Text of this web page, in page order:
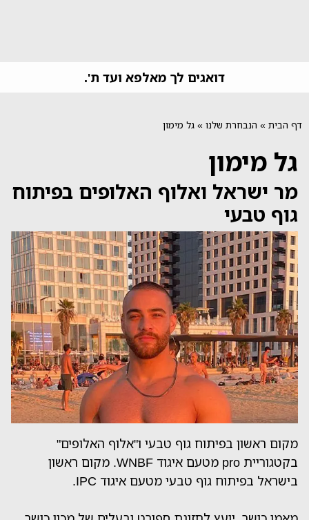
דואגים לך מאלפא ועד ת'.
דף הבית » הנבחרת שלנו » גל מימון
גל מימון
מר ישראל ואלוף האלופים בפיתוח
גוף טבעי
מקום ראשון בפיתוח גוף טבעי ו"אלוף האלופים"
בקטגוריית pro מטעם איגוד WNBF. מקום ראשון
בישראל בפיתוח גוף טבעי מטעם איגוד IPC.